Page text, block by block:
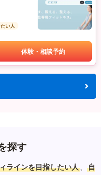
い人
体験・相談予約
探す
ラインを目指したい人 、
自